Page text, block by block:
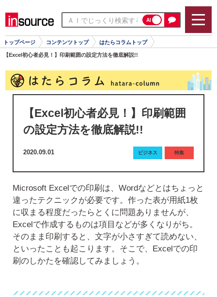
AI
トップページ コンテンツトップ はたらコラムトップ
【Excel初心者必見！】印刷範囲の設定方法を徹底解説!!
【Excel初心者必見！】印刷範囲
の設定方法を徹底解説!!
2020.09.01 ビジネス 特集
Microsoft Excelでの印刷は、Wordなどとはちょっと
違ったテクニックが必要です。作った表が用紙1枚
に収まる程度だったらとくに問題ありませんが、
Excelで作成するものは項目などが多くなりがち。
そのまま印刷すると、文字が小さすぎて読めない、
といったことも起こります。そこで、Excelでの印
刷のしかたを確認してみましょう。